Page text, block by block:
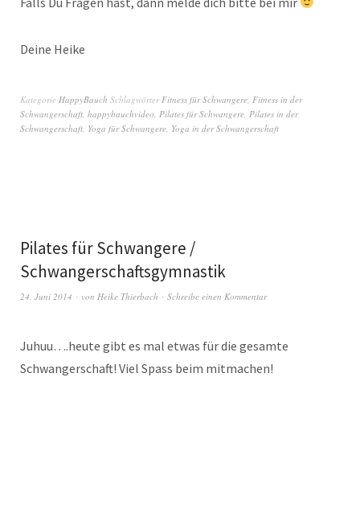
Deine Heike
Kategorie HappyBauch Schlagwörter Fitness für Schwangere Fitness in der
Schwangerschaft happybauchvideo Pilates für Schwangere Pilates in der
Schwangerschaft Yoga für Schwangere Yoga in der Schwangerschaft
Pilates für Schwangere /
Schwangerschaftsgymnastik
24. Juni 2014 von Heike Thierbach Schreibe einen Kommentar
Juhuu….heute gibt es mal etwas für die gesamte
Schwangerschaft! Viel Spass beim mitmachen!